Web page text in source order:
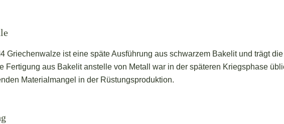
Griechenwalze ist eine späte Ausführung aus schwarzem Bakelit und trägt die
Fertigung aus Bakelit anstelle von Metall war in der späteren Kriegsphase
Materialmangel in der Rüstungsproduktion.